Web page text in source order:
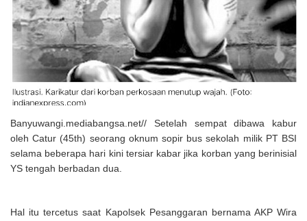
Uji Coba Program NADI JKN
Banyuwangi.mediabangsa.net// Setelah sempat dibawa kabur
oleh Catur (45th) seorang oknum sopir bus sekolah milik PT BSI
selama beberapa hari kini tersiar kabar jika korban yang berinisial
YS tengah berbadan dua.
Hal itu tercetus saat Kapolsek Pesanggaran bernama AKP Wira